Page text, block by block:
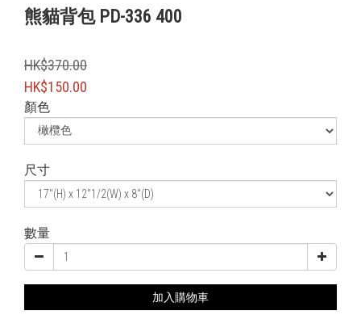
熊貓背包 PD-336 400
HK$370.00
HK$150.00
顏色
尺寸
數量
加入購物車